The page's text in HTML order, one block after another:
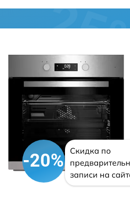
-20%
Скидка по
записи на